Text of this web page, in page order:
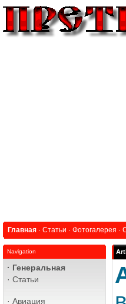
Главная · Статьи · Фотогалерея ·
Navigation
· Генеральная
· Статьи
· Авиация